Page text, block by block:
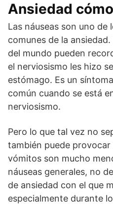
Ansiedad
Las náuseas son uno de
comunes de la
del mundo pueden
el nerviosismo les hizo
estómago. Es un
común cuando se está
nerviosismo.
Pero lo que tal vez no
también puede
vómitos son mucho
náuseas generales, no
de ansiedad con el que
especialmente durante